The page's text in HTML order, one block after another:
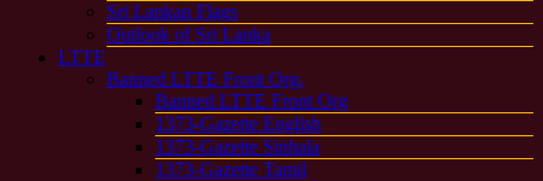
Sri Lankan Flags
Outlook of Sri Lanka
LTTE
Banned LTTE Front Org.
Banned LTTE Front Org
1373-Gazette English
1373-Gazette Sinhala
1373-Gazette Tamil